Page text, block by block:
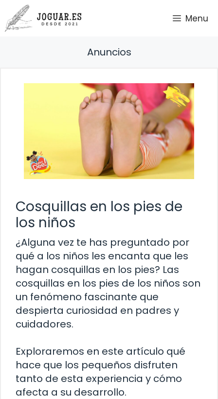
Saltar
al
contenido
Menu
Anuncios
Cosquillas en los pies de
los niños
¿Alguna vez te has preguntado por
qué a los niños les encanta que les
hagan cosquillas en los pies? Las
cosquillas en los pies de los niños son
un fenómeno fascinante que
despierta curiosidad en padres y
cuidadores.
Exploraremos en este artículo qué
hace que los pequeños disfruten
tanto de esta experiencia y cómo
afecta a su desarrollo.